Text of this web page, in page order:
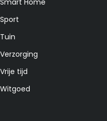
Sport
Tuin
Verzorging
Vrije tijd
Witgoed